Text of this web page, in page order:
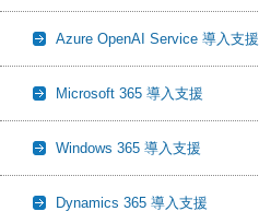
Azure OpenAI Service 導入支援
Microsoft 365 導入支援
Windows 365 導入支援
Dynamics 365 導入支援